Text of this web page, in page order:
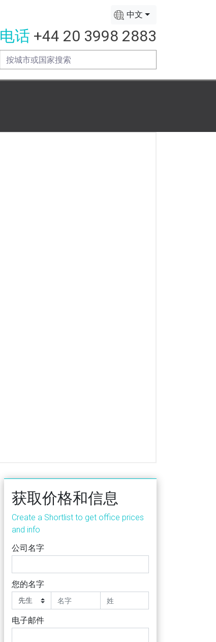
中文
电话 +44 20 3998 2883
获取价格和信息
Create a Shortlist to get office prices
and info
公司名字
您的名字
电子邮件